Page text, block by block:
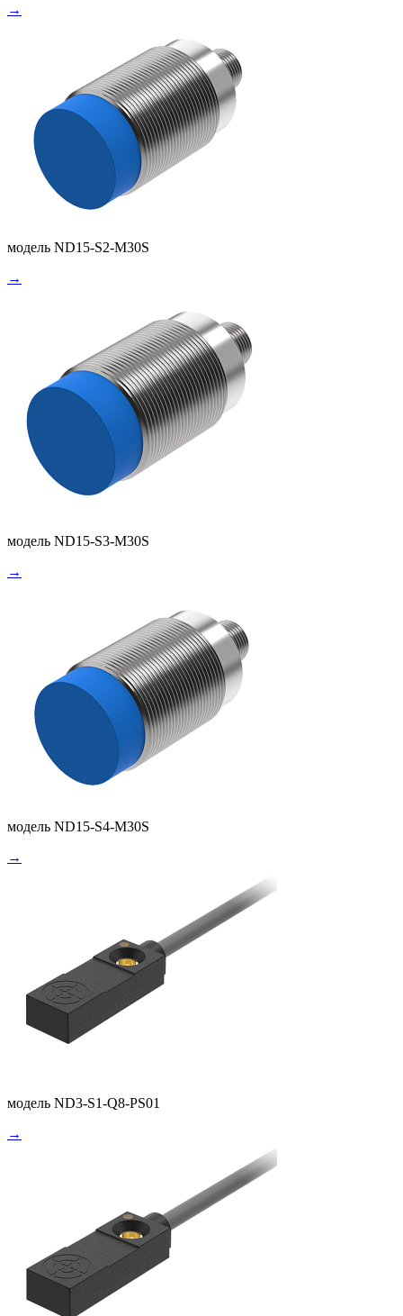
→
модель ND15-S2-M30S
→
модель ND15-S3-M30S
→
модель ND15-S4-M30S
→
модель ND3-S1-Q8-PS01
→